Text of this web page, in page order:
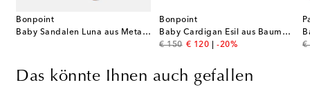
Bonpoint
Baby Sandalen Luna aus Metallic-Leder
Bonpoint
Baby Cardigan Esil aus Baumwolle und Kaschmir
€ 150
original price
€ 120
discount price
-20% €
Das könnte Ihnen auch gefallen